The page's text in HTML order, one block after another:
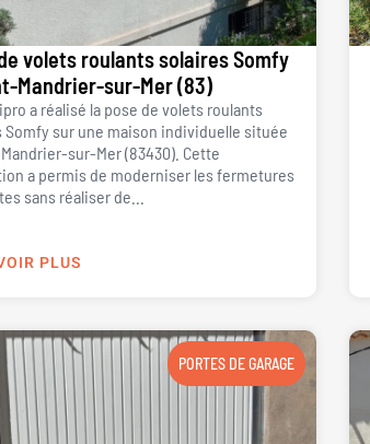
volets roulants solaires Somfy
Mandrier-sur-Mer (83)
a réalisé la pose de volets roulants
Somfy sur une maison individuelle située
sur-Mer (83430). Cette
a permis de moderniser les fermetures
sans réaliser de...
PLUS
PORTES DE GARAGE